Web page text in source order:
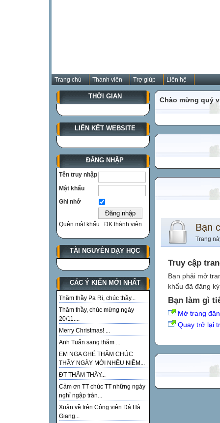
Trang chủ Thành viên Trợ giúp Liên hệ
THỜI GIAN
LIÊN KẾT WEBSITE
ĐĂNG NHẬP
Tên truy nhập
Mật khẩu
Ghi nhớ
Quên mật khẩu ĐK thành viên
TÀI NGUYÊN DẠY HỌC
CÁC Ý KIẾN MỚI NHẤT
Thăm thầy Pa Ri, chúc thầy...
Thăm thầy, chúc mừng ngày
20/11....
Merry Christmas! ...
Anh Tuấn sang thăm ...
EM NGA GHÉ THĂM CHÚC
THẦY NGÀY MỚI NHỀU NIỀM...
ĐT THĂM THẦY...
Cảm ơn TT chúc TT những ngày
nghỉ ngập tràn...
Xuân về trên Công viên Đá Hà
Giang...
Chào mừng quý
Bạn
Trang
Truy cập
Bạn phải mở
khẩu đã đăng
Bạn làm gì
Mở trang
Quay trở lại